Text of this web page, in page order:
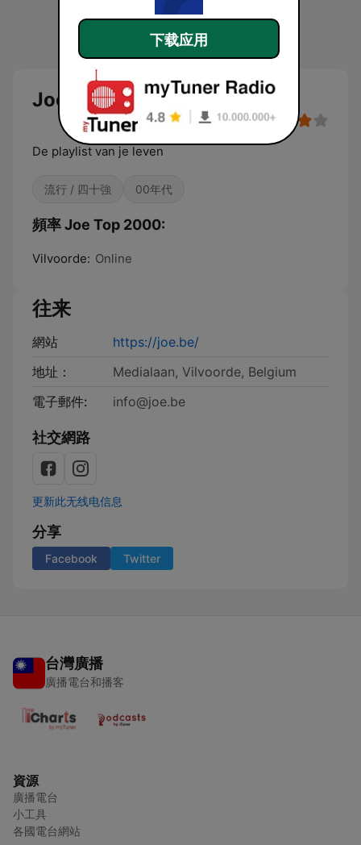
Joe Top 2000
De playlist van je leven
流行 / 四十強 00年代
頻率 Joe Top 2000:
Vilvoorde: Online
往来
網站
https://joe.be/
地址：
Medialaan, Vilvoorde, Belgium
電子郵件:
info@joe.be
社交網路
更新此无线电信息
分享
Facebook Twitter
台灣廣播
廣播電台和播客
資源
廣播電台
小工具
各國電台網站
下载应用